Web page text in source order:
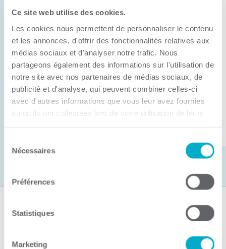
Ce site web utilise des cookies.
Les cookies nous permettent de personnaliser le contenu
et les annonces, d'offrir des fonctionnalités relatives aux
médias sociaux et d'analyser notre trafic. Nous
partageons également des informations sur l'utilisation de
notre site avec nos partenaires de médias sociaux, de
publicité et d'analyse, qui peuvent combiner celles-ci
avec d'autres informations que vous leur avez fournies
ou qu'ils ont collectées lors de votre utilisation de leurs
Nécessaires
Préférences
Statistiques
Marketing
Anick Métivier devient le nouveau
président de la CCI3R
C’est lors de son assemblée générale annuelle
tenue hier que la Chambre de commerce et
d’industries de ...
Suivez-nous